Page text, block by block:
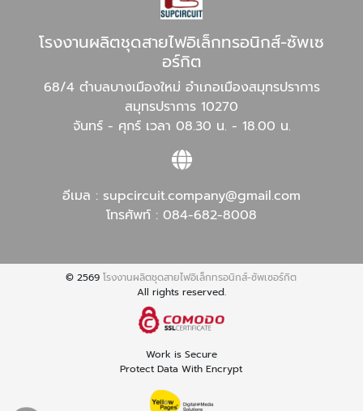
โรงงานผลิตชุดสายไฟอิเล็กทรอนิกส์-ซัพเซ
อร์กิต
68/4 ตำบลบางเมืองใหม่ อำเภอเมืองสมุทรปราการ
สมุทรปราการ 10270
จันทร์ - ศุกร์ เวลา 08.30 น. - 18.00 น.
อีเมล : supcircuit.company@gmail.com
โทรศัพท์ : 084-682-8008
© 2569โรงงานผลิตชุดสายไฟอิเล็กทรอนิกส์-ซัพเซอร์กิต
All rights reserved.
Work is Secure
Protect Data With Encrypt